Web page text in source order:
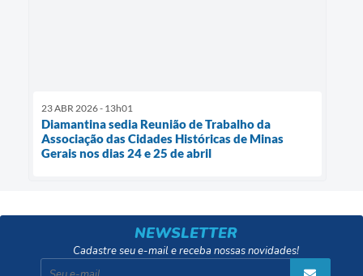
23 ABR 2026 - 13h01
Diamantina sedia Reunião de Trabalho da
Associação das Cidades Históricas de Minas
Gerais nos dias 24 e 25 de abril
NEWSLETTER
Cadastre seu e-mail e receba nossas novidades!